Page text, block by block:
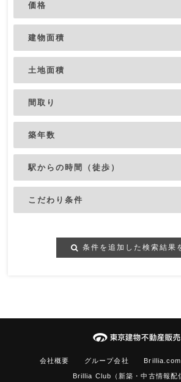
価格
建物面積
土地面積
間取り
築年数
駅からの時間（徒歩）
こだわり条件
条件を追加した検索結果
会社概要 グループ会社 Brillia.com
Brillia Club（新築・中古情報配